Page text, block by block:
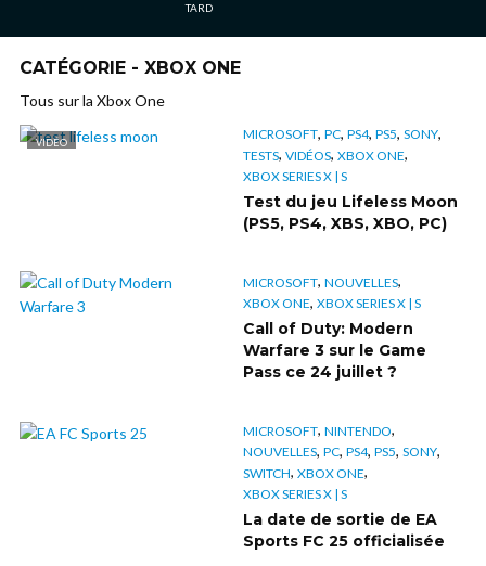
TARD
CATÉGORIE - XBOX ONE
Tous sur la Xbox One
VIDÉO
MICROSOFT, PC, PS4, PS5, SONY,
TESTS, VIDÉOS, XBOX ONE,
XBOX SERIES X | S
Test du jeu Lifeless Moon
(PS5, PS4, XBS, XBO, PC)
MICROSOFT, NOUVELLES,
XBOX ONE, XBOX SERIES X | S
Call of Duty: Modern
Warfare 3 sur le Game
Pass ce 24 juillet ?
MICROSOFT, NINTENDO,
NOUVELLES, PC, PS4, PS5, SONY,
SWITCH, XBOX ONE,
XBOX SERIES X | S
La date de sortie de EA
Sports FC 25 officialisée